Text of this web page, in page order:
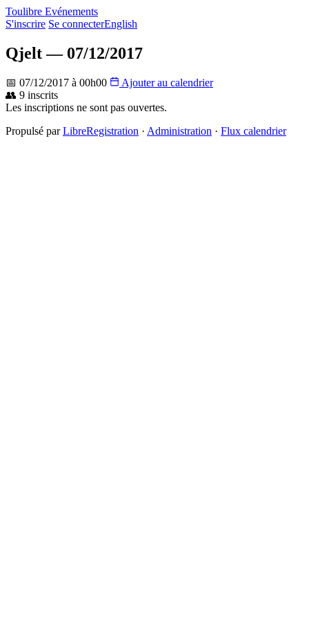
Toulibre Evénements
S'inscrire Se connecterEnglish
Qjelt — 07/12/2017
📅 07/12/2017 à 00h00
Ajouter au calendrier
👥 9 inscrits
Les inscriptions ne sont pas ouvertes.
Propulsé parLibreRegistration · Administration · Flux calendrier